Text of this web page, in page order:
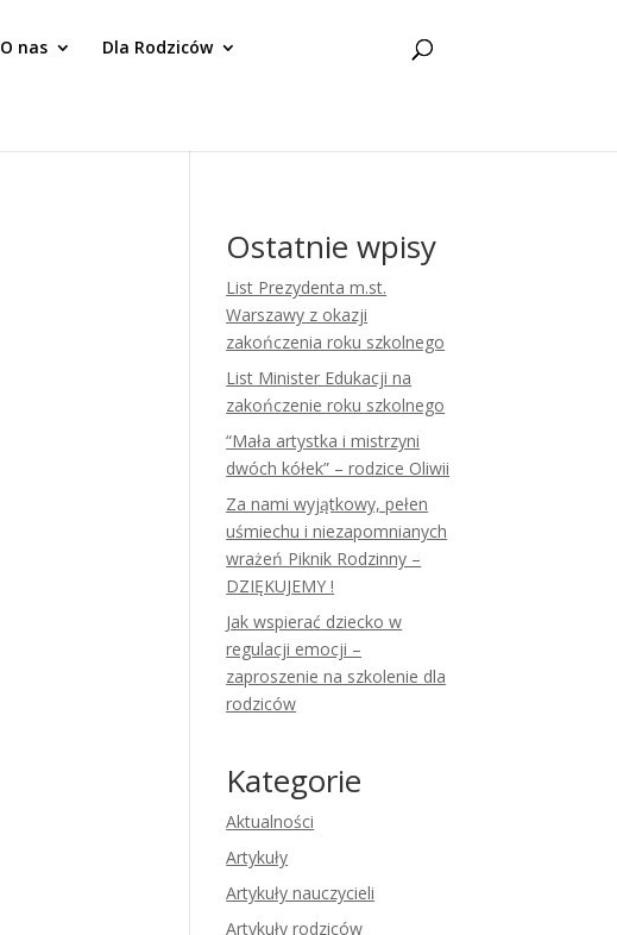
O nas Dla Rodziców
Ostatnie wpisy
List Prezydenta m.st.
Warszawy z okazji
zakończenia roku szkolnego
List Minister Edukacji na
zakończenie roku szkolnego
“Mała artystka i mistrzyni
dwóch kółek” – rodzice Oliwii
Za nami wyjątkowy, pełen
uśmiechu i niezapomnianych
wrażeń Piknik Rodzinny –
DZIĘKUJEMY !
Jak wspierać dziecko w
regulacji emocji –
zaproszenie na szkolenie dla
rodziców
Kategorie
Aktualności
Artykuły
Artykuły nauczycieli
Artykuły rodziców